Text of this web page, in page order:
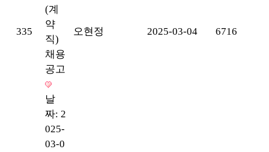
335
(계
약
직)
채용
공고
날
짜: 2
025-
03-0
오현정 2025-03-04 6716